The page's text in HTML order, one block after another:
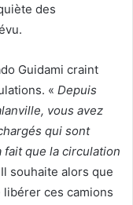
des
Guidami craint
« Depuis
vous avez
qui sont
que la circulation
Il souhaite alors que
ces camions